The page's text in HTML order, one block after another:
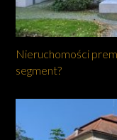
Nieruchomości
segment?